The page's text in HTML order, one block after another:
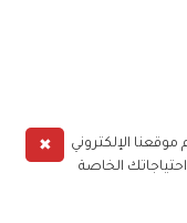
✖
الإلكتروني
الخاصة